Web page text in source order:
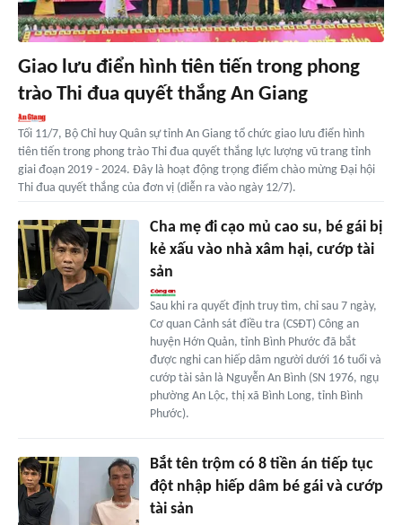
Giao lưu điển hình tiên tiến trong phong
trào Thi đua quyết thắng An Giang
Tối 11/7, Bộ Chỉ huy Quân sự tỉnh An Giang tổ chức giao lưu điển hình
tiên tiến trong phong trào Thi đua quyết thắng lực lượng vũ trang tỉnh
giai đoạn 2019 - 2024. Đây là hoạt động trọng điểm chào mừng Đại hội
Thi đua quyết thắng của đơn vị (diễn ra vào ngày 12/7).
Cha mẹ đi cạo mủ cao su, bé gái bị
kẻ xấu vào nhà xâm hại, cướp tài
sản
Sau khi ra quyết định truy tìm, chỉ sau 7 ngày,
Cơ quan Cảnh sát điều tra (CSĐT) Công an
huyện Hớn Quản, tỉnh Bình Phước đã bắt
được nghi can hiếp dâm người dưới 16 tuổi và
cướp tài sản là Nguyễn An Bình (SN 1976, ngụ
phường An Lộc, thị xã Bình Long, tỉnh Bình
Phước).
Bắt tên trộm có 8 tiền án tiếp tục
đột nhập hiếp dâm bé gái và cướp
tài sản